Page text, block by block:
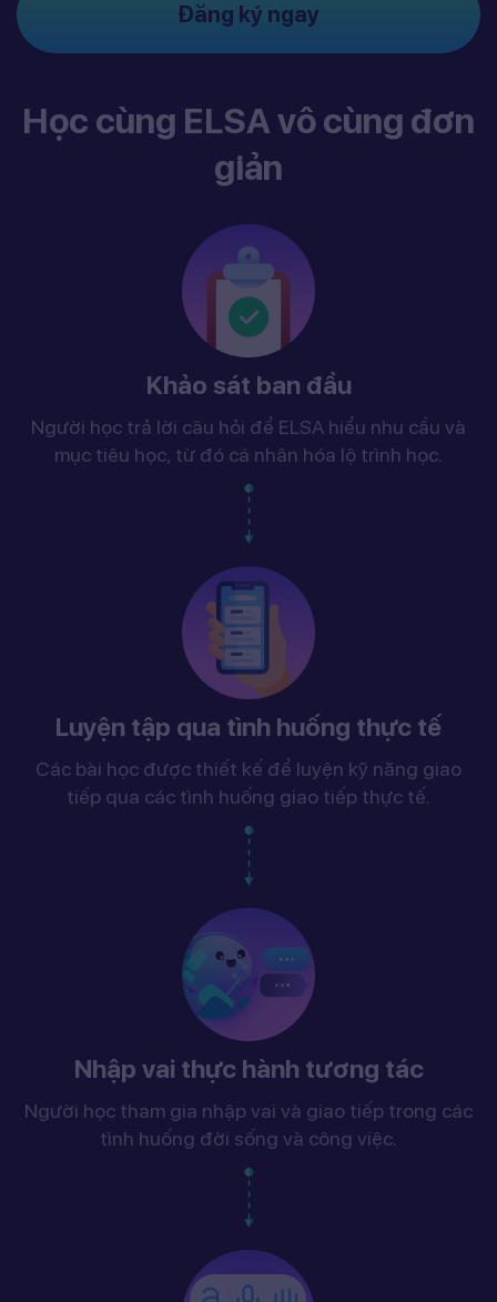
Đăng ký ngay
Học cùng ELSA vô cùng đơn
giản
Khảo sát ban đầu
Người học trả lời câu hỏi để ELSA hiểu nhu cầu và
mục tiêu học, từ đó cá nhân hóa lộ trình học.
Luyện tập qua tình huống thực tế
Các bài học được thiết kế để luyện kỹ năng giao
tiếp qua các tình huống giao tiếp thực tế.
Nhập vai thực hành tương tác
Người học tham gia nhập vai và giao tiếp trong các
tình huống đời sống và công việc.